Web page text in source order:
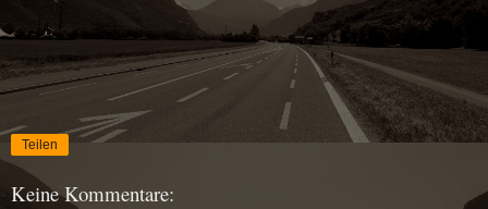
Teilen
Keine Kommentare: